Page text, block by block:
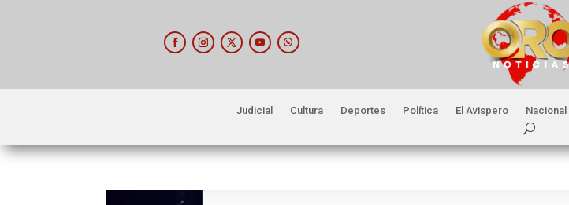
Judicial Cultura Deportes Política El Avispero Nacional